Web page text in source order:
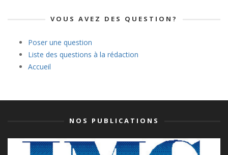
VOUS AVEZ DES QUESTION?
Poser une question
Liste des questions à la rédaction
Accueil
NOS PUBLICATIONS